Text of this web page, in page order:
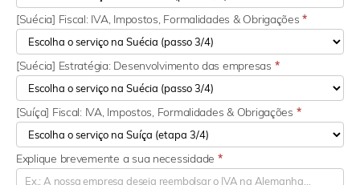
[Suécia] Fiscal: IVA, Impostos, Formalidades & Obrigações*
[Suécia] Estratégia: Desenvolvimento das empresas *
[Suíça] Fiscal: IVA, Impostos, Formalidades & Obrigações *
Explique brevemente a sua necessidade *